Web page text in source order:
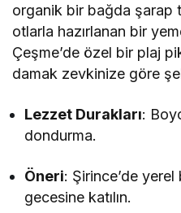
organik bir bağda şarap
otlarla hazırlanan bir
Çeşme’de özel bir plaj
damak zevkinize göre
Lezzet Durakları:
dondurma.
Öneri: Şirince’de
gecesine katılın.